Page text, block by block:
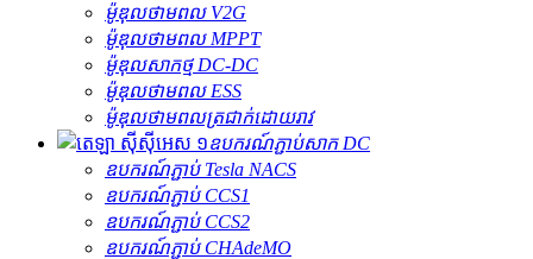
ម៉ូឌុលថាមពល V2G
ម៉ូឌុលថាមពល MPPT
ម៉ូឌុលសាកថ្ម DC-DC
ម៉ូឌុលថាមពល ESS
ម៉ូឌុលថាមពលត្រជាក់ដោយរាវ
ឧបករណ៍ភ្ជាប់សាក DC
ឧបករណ៍ភ្ជាប់ Tesla NACS
ឧបករណ៍ភ្ជាប់ CCS1
ឧបករណ៍ភ្ជាប់ CCS2
ឧបករណ៍ភ្ជាប់ CHAdeMO